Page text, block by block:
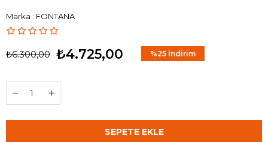
Marka : FONTANA
₺6.300,00 ₺4.725,00 %25 İndirim